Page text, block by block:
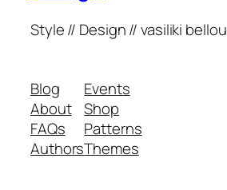
Style // Design // vasiliki bellou
Blog
About
FAQs
Authors
Events
Shop
Patterns
Themes